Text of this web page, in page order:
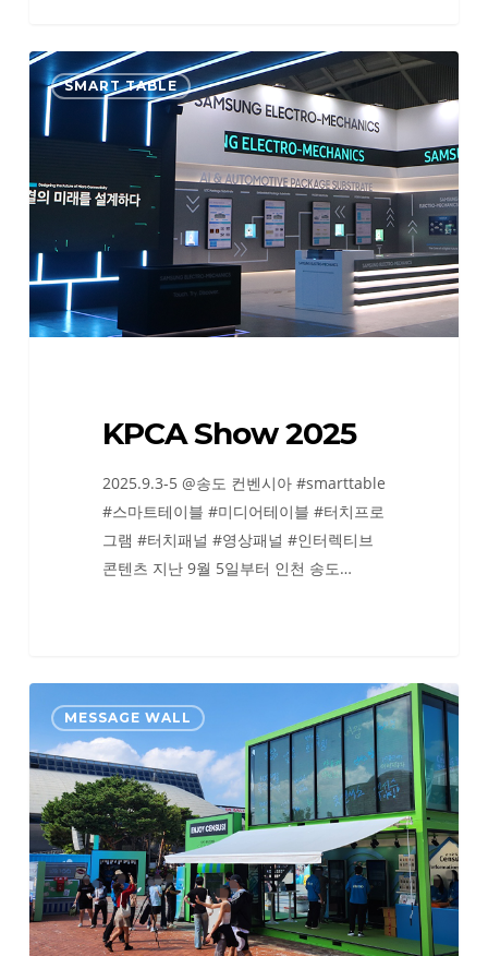
KPCA
Show
2025
SMART TABLE
KPCA Show 2025
2025.9.3-5 @송도 컨벤시아 #smarttable
#스마트테이블 #미디어테이블 #터치프로
그램 #터치패널 #영상패널 #인터렉티브
콘텐츠 지난 9월 5일부터 인천 송도…
주
총
조
사,
센
서
스
MESSAGE WALL